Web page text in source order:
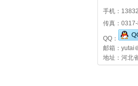
手机：
传真：
QQ：
邮箱：yutai
地址：河北